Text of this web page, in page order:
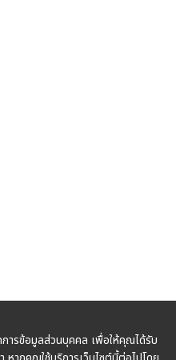
ารข้อมูลส่วนบุคคล เพื่อให้คุณได้รับ